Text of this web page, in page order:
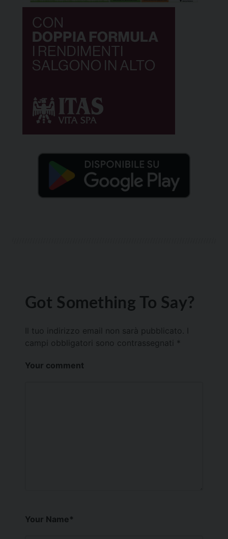
Got Something To Say?
Il tuo indirizzo email non sarà pubblicato.
campi obbligatori sono contrassegnati *
Your comment
Your Name*